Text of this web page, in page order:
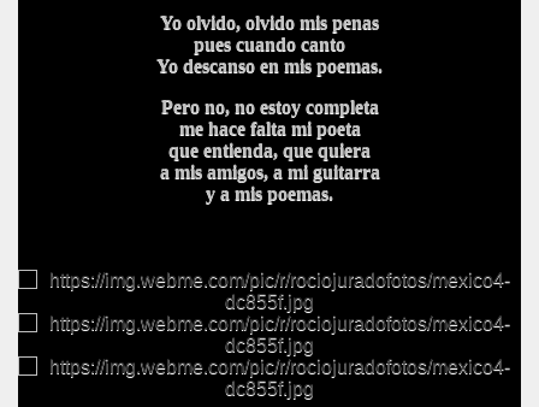
Yo olvido, olvido mis penas
pues cuando canto
Yo descanso en mis poemas.
Pero no, no estoy completa
me hace falta mi poeta
que entienda, que quiera
a mis amigos, a mi guitarra
y a mis poemas.